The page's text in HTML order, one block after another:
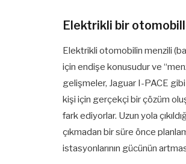
Elektrikli bir
Elektrikli otomobilin menzili
için endişe konusudur ve
gelişmeler, Jaguar I-PACE
kişi için gerçekçi bir çözüm
fark ediyorlar. Uzun yola
çıkmadan bir süre önce
istasyonlarının gücünün